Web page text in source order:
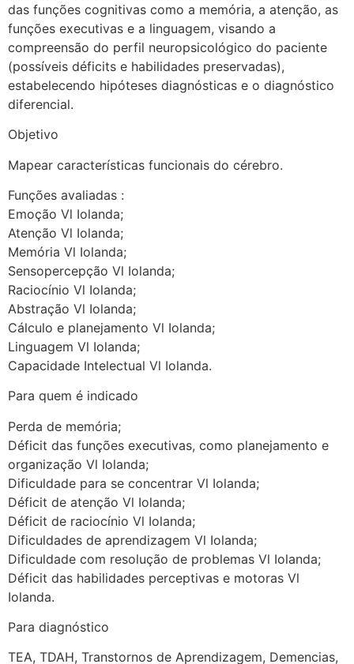
das funções cognitivas como a memória, a atenção, as
funções executivas e a linguagem, visando a
compreensão do perfil neuropsicológico do paciente
(possíveis déficits e habilidades preservadas),
estabelecendo hipóteses diagnósticas e o diagnóstico
diferencial.
Objetivo
Mapear características funcionais do cérebro.
Funções avaliadas :
Emoção Vl Iolanda;
Atenção Vl Iolanda;
Memória Vl Iolanda;
Sensopercepção Vl Iolanda;
Raciocínio Vl Iolanda;
Abstração Vl Iolanda;
Cálculo e planejamento Vl Iolanda;
Linguagem Vl Iolanda;
Capacidade Intelectual Vl Iolanda.
Para quem é indicado
Perda de memória;
Déficit das funções executivas, como planejamento e
organização Vl Iolanda;
Dificuldade para se concentrar Vl Iolanda;
Déficit de atenção Vl Iolanda;
Déficit de raciocínio Vl Iolanda;
Dificuldades de aprendizagem Vl Iolanda;
Dificuldade com resolução de problemas Vl Iolanda;
Déficit das habilidades perceptivas e motoras Vl
Iolanda.
Para diagnóstico
TEA, TDAH, Transtornos de Aprendizagem, Demencias,